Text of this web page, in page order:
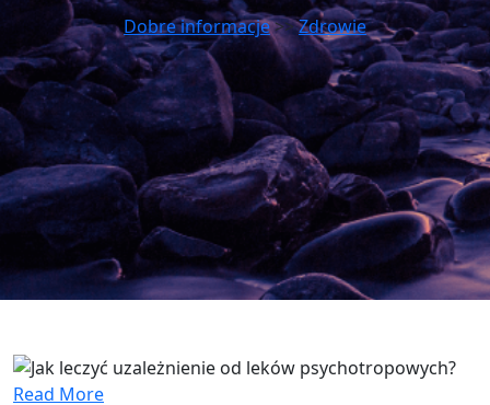
Dobre informacje>>Zdrowie
Read More